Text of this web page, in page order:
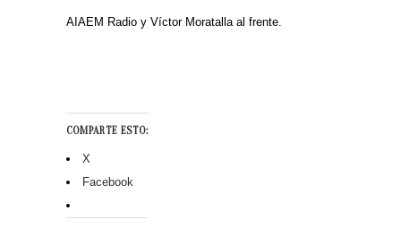
AIAEM Radio y Víctor Moratalla al frente.
COMPARTE ESTO:
X
Facebook